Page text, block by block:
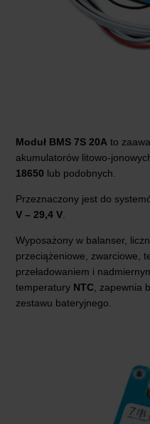
Moduł BMS 7S 20A to
akumulatorów litowo-
18650 lub podobnych.
Przeznaczony jest do
V – 29,4 V
Wyposażony w balanser,
przeciążeniowe, zwarciowe,
przeładowaniem i
temperatury NTC , zapewnia
zestawu bateryjnego.